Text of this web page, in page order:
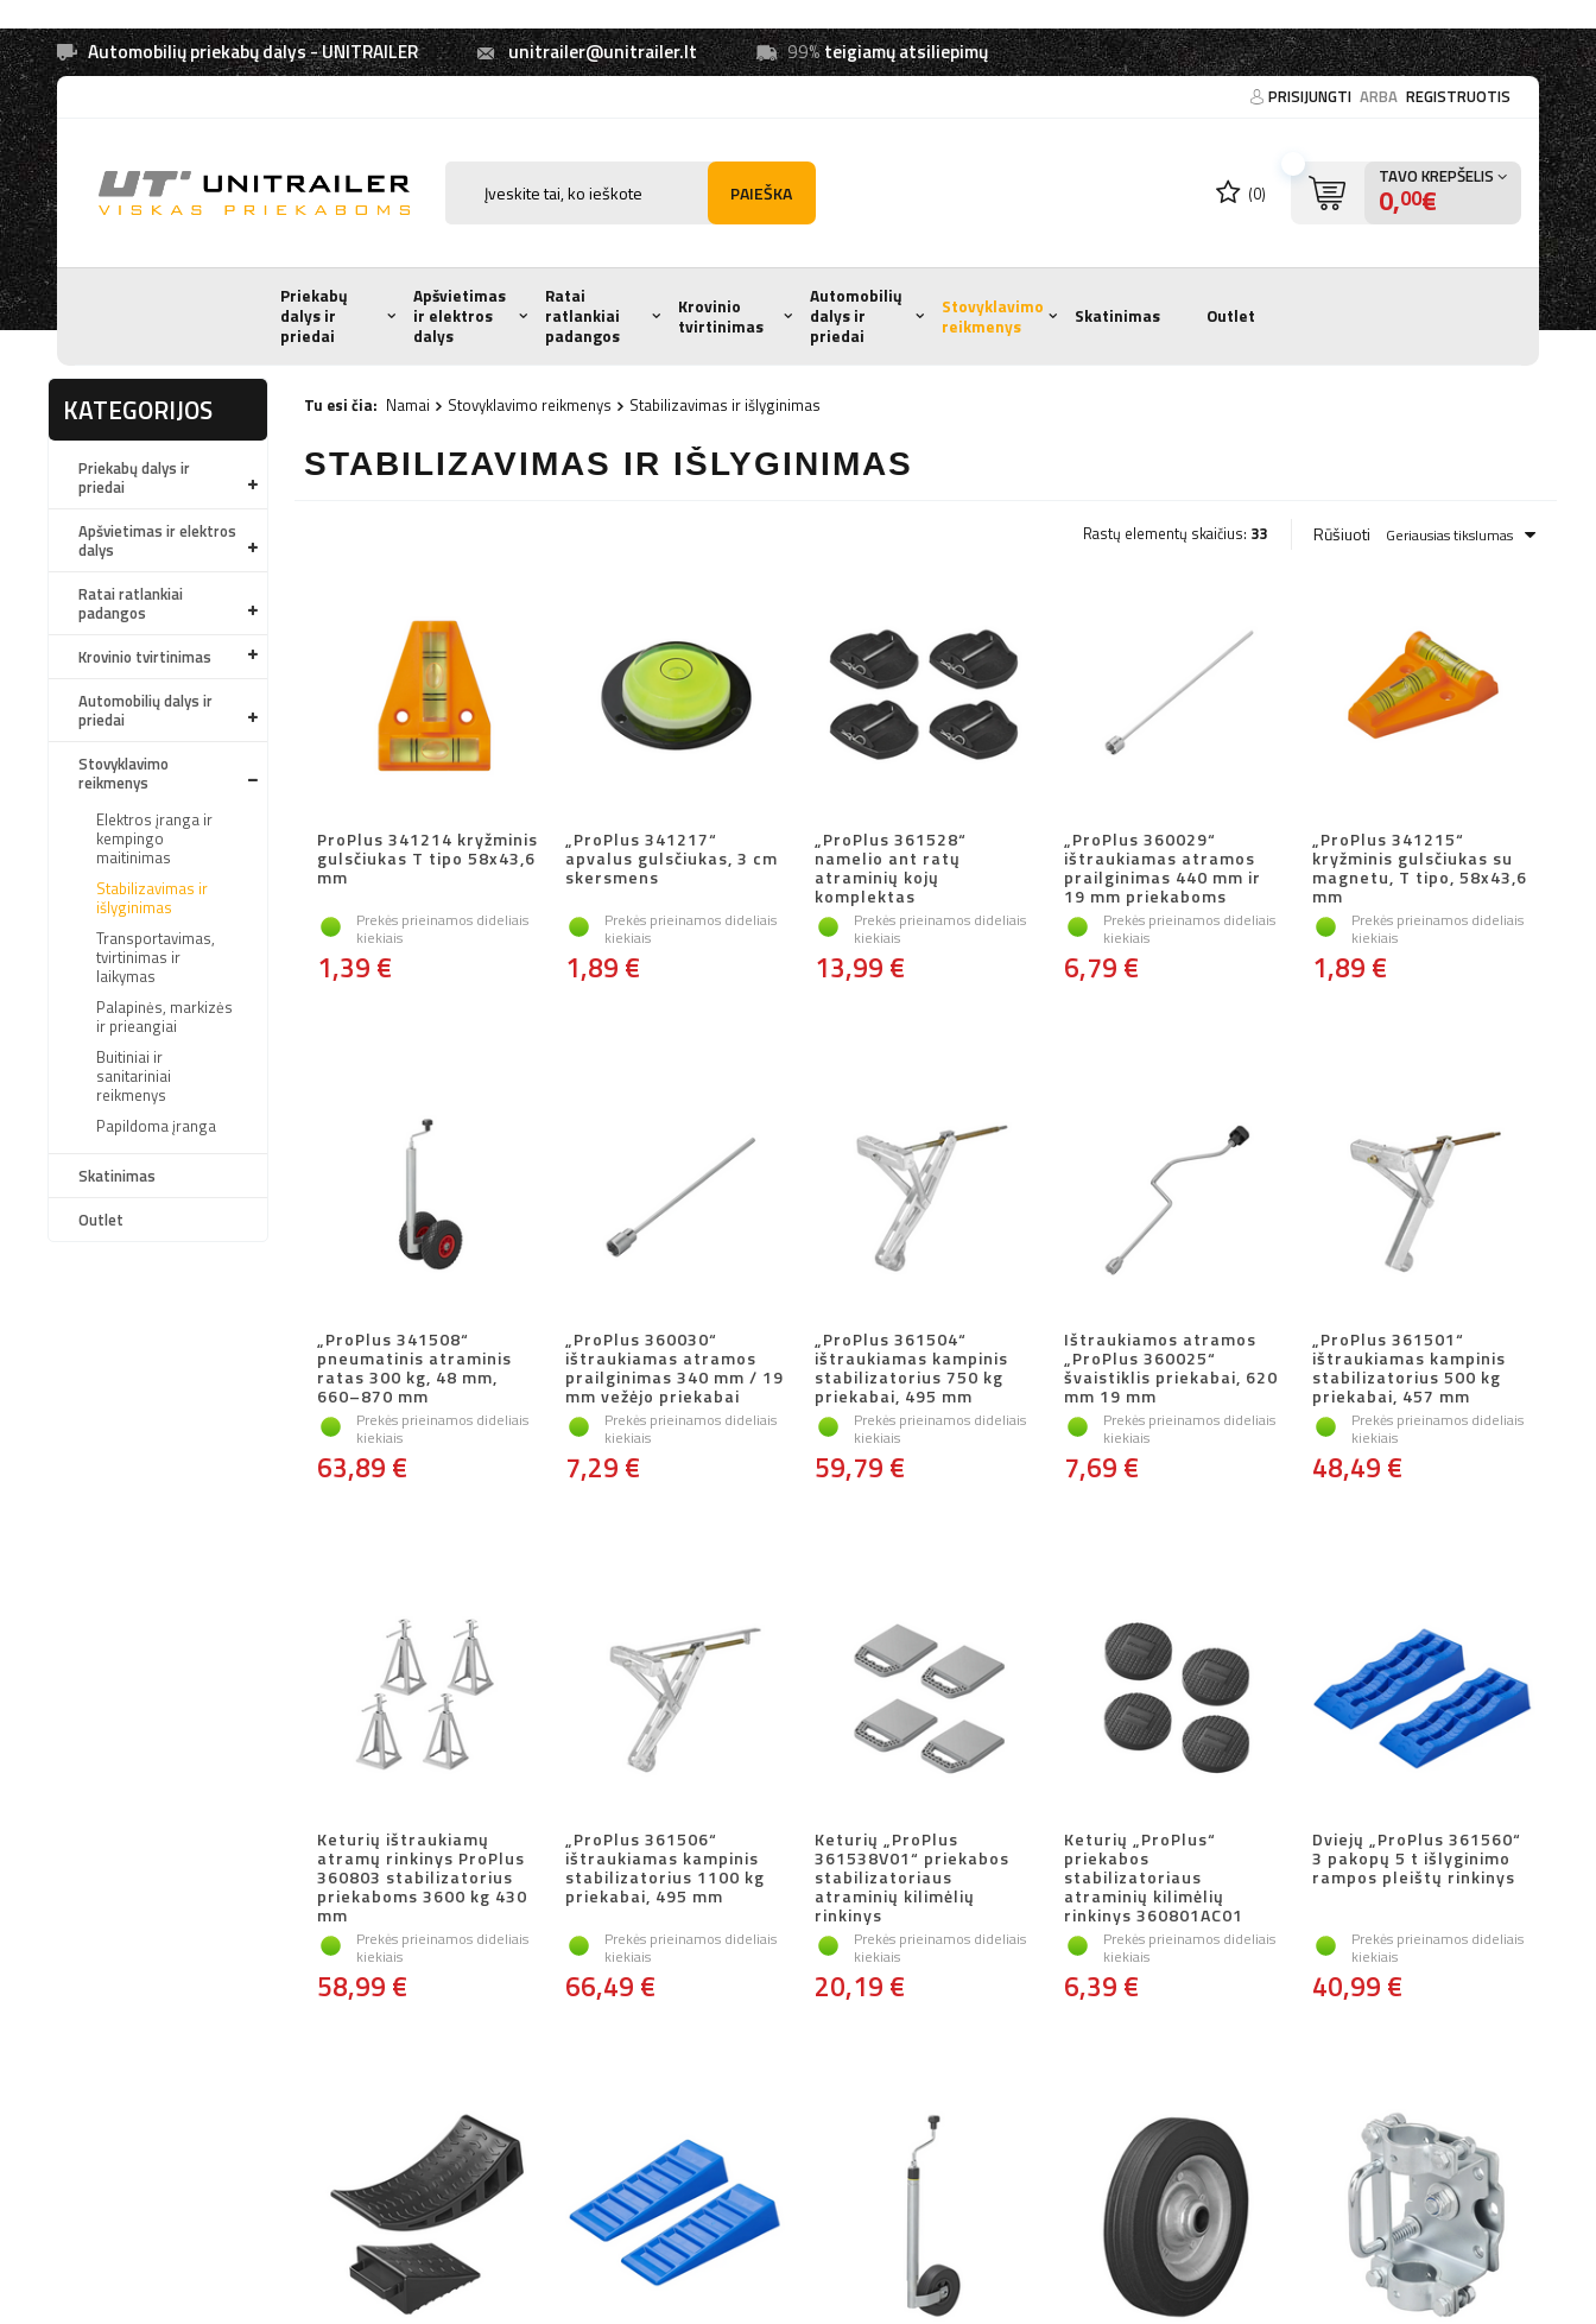
Automobilių priekabų dalys - UNITRAILER unitrailer@unitrailer.lt 99%teigiamų atsiliepimų
PRISIJUNGTI ARBA REGISTRUOTIS
PAIEŠKA (0)
TAVO KREPŠELIS
0,00€
Priekabų
dalys ir
priedai
Apšvietimas
ir elektros
dalys
Ratai
ratlankiai
padangos
Krovinio
tvirtinimas
Automobilių
dalys ir
priedai
Stovyklavimo
reikmenys
Skatinimas Outlet
KATEGORIJOS
Priekabų dalys ir
priedai
Apšvietimas ir elektros
dalys
Ratai ratlankiai
padangos
Krovinio tvirtinimas
Automobilių dalys ir
priedai
Stovyklavimo
reikmenys
Elektros įranga ir
kempingo
maitinimas
Stabilizavimas ir
išlyginimas
Transportavimas,
tvirtinimas ir
laikymas
Palapinės, markizės
ir prieangiai
Buitiniai ir
sanitariniai
reikmenys
Papildoma įranga
Skatinimas
Outlet
Tu esi čia: Namai Stovyklavimo reikmenys Stabilizavimas ir išlyginimas
STABILIZAVIMAS IR IŠLYGINIMAS
Rastų elementų skaičius: 33 Rūšiuoti Geriausias tikslumas
ProPlus 341214 kryžminis
gulsčiukas T tipo 58x43,6
mm
Prekės prieinamos dideliais
kiekiais
1,39 €
„ProPlus 341217“
apvalus gulsčiukas, 3 cm
skersmens
Prekės prieinamos dideliais
kiekiais
1,89 €
„ProPlus 361528“
namelio ant ratų
atraminių kojų
komplektas
Prekės prieinamos dideliais
kiekiais
13,99 €
„ProPlus 360029“
ištraukiamas atramos
prailginimas 440 mm ir
19 mm priekaboms
Prekės prieinamos dideliais
kiekiais
6,79 €
„ProPlus 341215“
kryžminis gulsčiukas su
magnetu, T tipo, 58x43,6
mm
Prekės prieinamos dideliais
kiekiais
1,89 €
„ProPlus 341508“
pneumatinis atraminis
ratas 300 kg, 48 mm,
660–870 mm
Prekės prieinamos dideliais
kiekiais
63,89 €
„ProPlus 360030“
ištraukiamas atramos
prailginimas 340 mm / 19
mm vežėjo priekabai
Prekės prieinamos dideliais
kiekiais
7,29 €
„ProPlus 361504“
ištraukiamas kampinis
stabilizatorius 750 kg
priekabai, 495 mm
Prekės prieinamos dideliais
kiekiais
59,79 €
Ištraukiamos atramos
„ProPlus 360025“
švaistiklis priekabai, 620
mm 19 mm
Prekės prieinamos dideliais
kiekiais
7,69 €
„ProPlus 361501“
ištraukiamas kampinis
stabilizatorius 500 kg
priekabai, 457 mm
Prekės prieinamos dideliais
kiekiais
48,49 €
Keturių ištraukiamų
atramų rinkinys ProPlus
360803 stabilizatorius
priekaboms 3600 kg 430
mm
Prekės prieinamos dideliais
kiekiais
58,99 €
„ProPlus 361506“
ištraukiamas kampinis
stabilizatorius 1100 kg
priekabai, 495 mm
Prekės prieinamos dideliais
kiekiais
66,49 €
Keturių „ProPlus
361538V01“ priekabos
stabilizatoriaus
atraminių kilimėlių
rinkinys
Prekės prieinamos dideliais
kiekiais
20,19 €
Keturių „ProPlus“
priekabos
stabilizatoriaus
atraminių kilimėlių
rinkinys 360801AC01
Prekės prieinamos dideliais
kiekiais
6,39 €
Dviejų „ProPlus 361560“
3 pakopų 5 t išlyginimo
rampos pleištų rinkinys
Prekės prieinamos dideliais
kiekiais
40,99 €